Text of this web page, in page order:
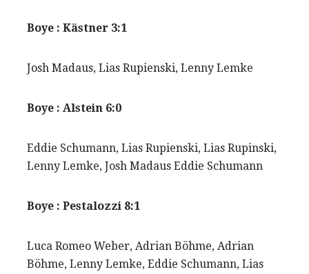
Boye : Kästner 3:1
Josh Madaus, Lias Rupienski, Lenny Lemke
Boye : Alstein 6:0
Eddie Schumann, Lias Rupienski, Lias Rupinski,
Lenny Lemke, Josh Madaus Eddie Schumann
Boye : Pestalozzi 8:1
Luca Romeo Weber, Adrian Böhme, Adrian
Böhme, Lenny Lemke, Eddie Schumann, Lias